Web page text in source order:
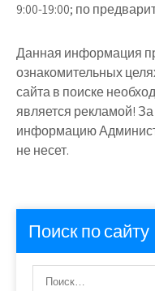
9:00-19:00; по
Данная информация
ознакомительных
сайта в поиске
является рекламой!
информацию
не несет.
Поиск по сайту